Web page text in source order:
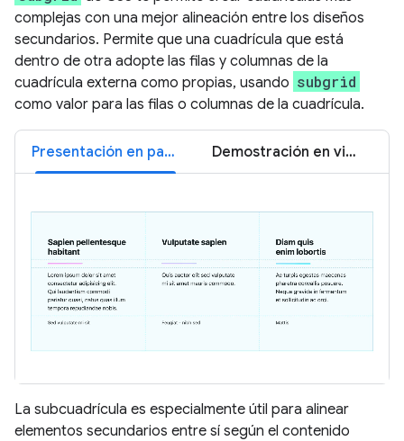
complejas con una mejor alineación entre los diseños
secundarios. Permite que una cuadrícula que está
dentro de otra adopte las filas y columnas de la
cuadrícula externa como propias, usando subgrid
como valor para las filas o columnas de la cuadrícula.
Presentación en pantalla de la subcuadrícula Demostración en vivo de subcuadrícula
La subcuadrícula es especialmente útil para alinear
elementos secundarios entre sí según el contenido